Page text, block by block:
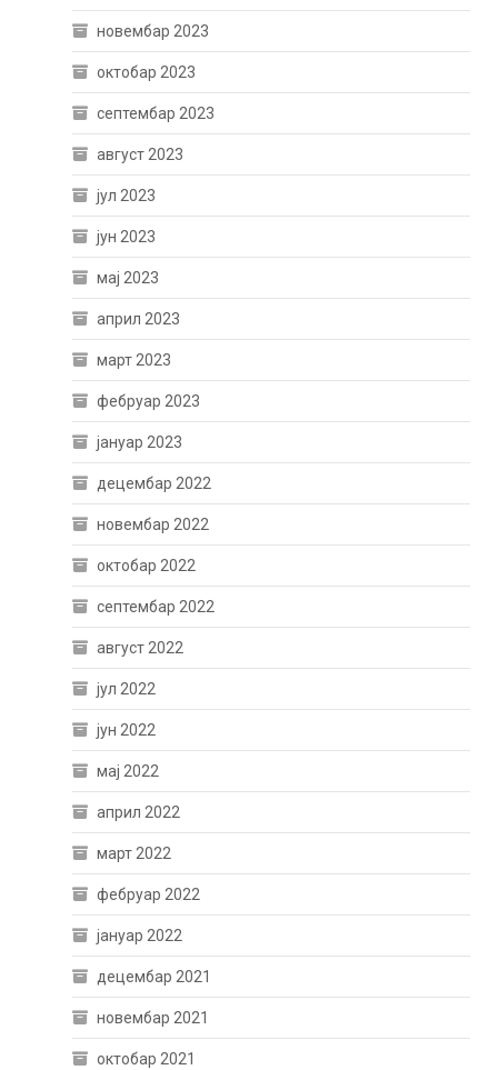
новембар 2023
октобар 2023
септембар 2023
август 2023
јул 2023
јун 2023
мај 2023
април 2023
март 2023
фебруар 2023
јануар 2023
децембар 2022
новембар 2022
октобар 2022
септембар 2022
август 2022
јул 2022
јун 2022
мај 2022
април 2022
март 2022
фебруар 2022
јануар 2022
децембар 2021
новембар 2021
октобар 2021